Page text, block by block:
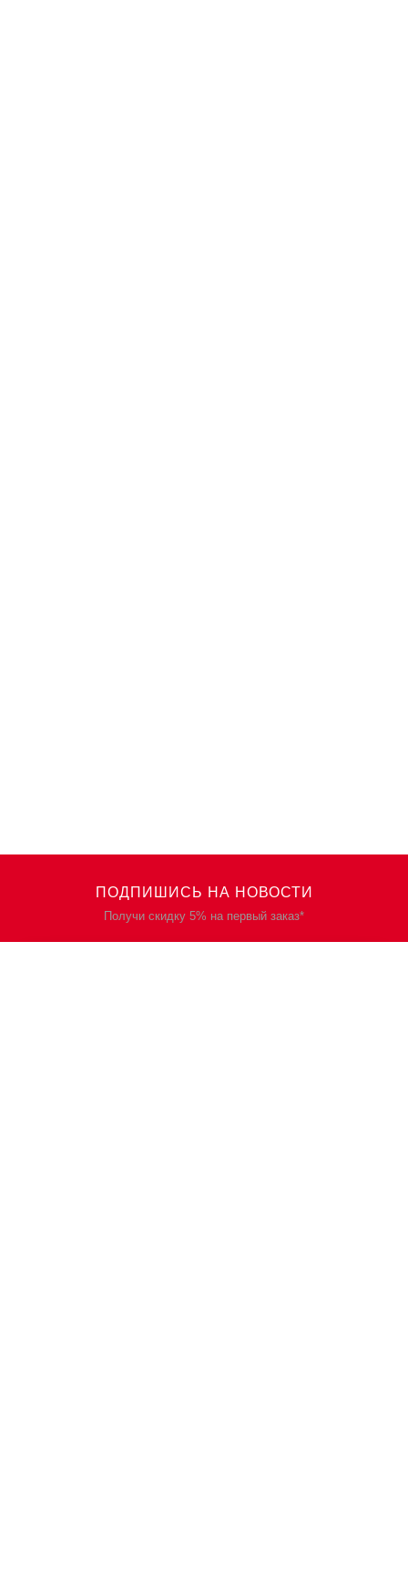
ПОДПИШИСЬ НА НОВОСТИ
Получи скидку 5% на первый заказ*